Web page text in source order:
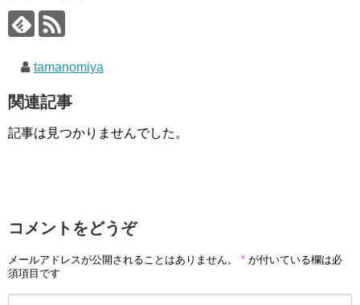
tamanomiya
関連記事
記事は見つかりませんでした。
コメントをどうぞ
メールアドレスが公開されることはありません。 * が付いている欄は必
須項目です